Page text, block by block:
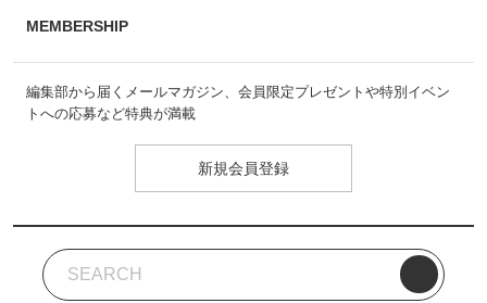
MEMBERSHIP
編集部から届くメールマガジン、会員限定プレゼントや特別イベン
トへの応募など特典が満載
新規会員登録